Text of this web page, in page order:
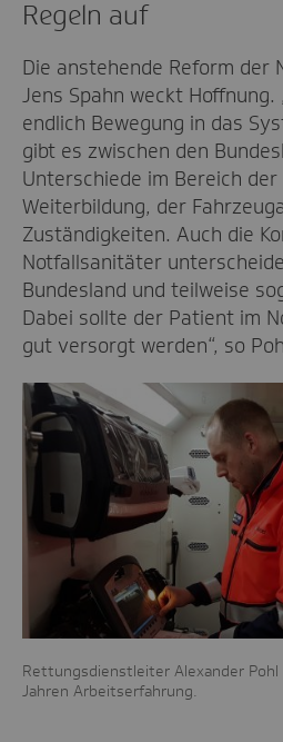
Regeln auf
Die anstehende Reform der
Jens Spahn weckt Hoffnung.
endlich Bewegung in das
gibt es zwischen den
Unterschiede im Bereich
Weiterbildung, der
Zuständigkeiten. Auch die
Notfallsanitäter
Bundesland und teilweise
Dabei sollte der Patient im
gut versorgt werden“, so
Rettungsdienstleiter Alexander
Jahren Arbeitserfahrung.